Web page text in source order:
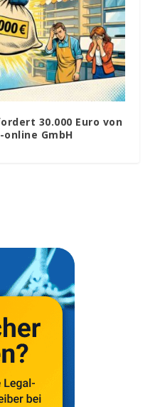
30.000 Euro von
GmbH